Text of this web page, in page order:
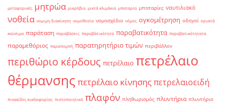
μεταφορικές μητρώα μικρόβια μικτά κλιμάκια μπαταρία μπαταρίες ναυτιλιακό
νοθεία νομιμη διακίνηση νομοθεσία νομοσχέδιο νόμος ογκομέτρηση οδηγοί ορυκτά
καύσιμα παράταση παραβάσεις παραβάτικότητα παραβατικότητα παραβατικότητατα
παραμεθόριος παραπομπή παρατηρητήριο τιμών περιβάλλον
περιθώριο κέρδους πετρέλαιο πετρέλαιο
θέρμανσης πετρέλαιο κίνησηςπετρελαιοειδή
πινακίδες κυκλοφορίας πιστοποιητικά πλαφόν πληθωρισμός πλυντήρια πλυντήριο